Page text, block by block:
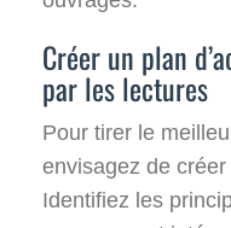
Créer un plan
par les lectures
Pour tirer le
envisagez de créer
Identifiez les